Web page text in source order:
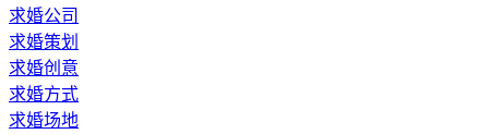
求婚公司
求婚策划
求婚创意
求婚方式
求婚场地